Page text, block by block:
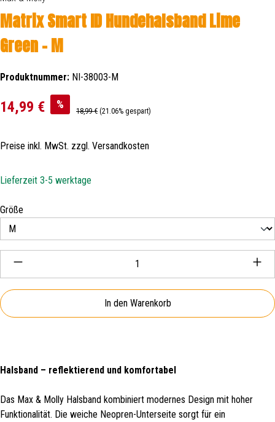
Matrix Smart ID Hundehalsband Lime
Green - M
Produktnummer: NI-38003-M
Verkaufspreis:
14,99 € % Regulärer Preis:
18,99 € (21.06% gespart)
Preise inkl. MwSt. zzgl. Versandkosten
Lieferzeit 3-5 werktage
Größe
Produkt Anzahl: Gib den gewünschten Wert ein oder
In den Warenkorb
Halsband – reflektierend und komfortabel
Das Max & Molly Halsband kombiniert modernes Design mit hoher
Funktionalität. Die weiche Neopren-Unterseite sorgt für ein